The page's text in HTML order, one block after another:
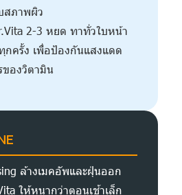
สภาพผิว
2-3 หยด ทาทั่วใบหน้า
ครั้ง เพื่อป้องกันแสงแดด
ของวิตามิน
ล้างเมคอัพและฝุ่นออก
ให้หนากว่าตอนเช้าเล็ก